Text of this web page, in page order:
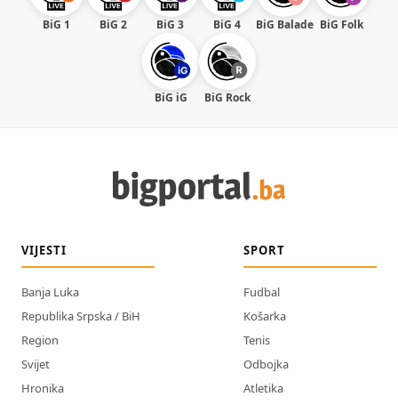
BiG 1 BiG 2 BiG 3 BiG 4 BiG Balade BiG Folk
BiG iG BiG Rock
VIJESTI
Banja Luka
Republika Srpska / BiH
Region
Svijet
Hronika
SPORT
Fudbal
Košarka
Tenis
Odbojka
Atletika